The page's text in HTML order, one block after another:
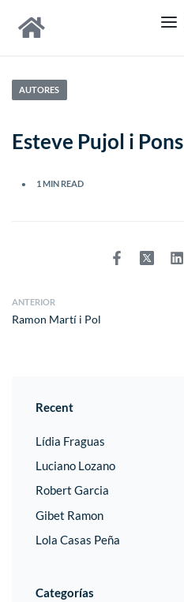
AUTORES
Esteve Pujol i Pons
1 MIN READ
ANTERIOR
Ramon Martí i Pol
Recent
Lídia Fraguas
Luciano Lozano
Robert Garcia
Gibet Ramon
Lola Casas Peña
Categorías